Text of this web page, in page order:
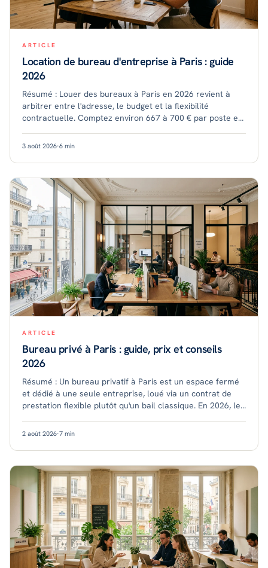
ARTICLE
Location de bureau d'entreprise à Paris : guide
2026
Résumé : Louer des bureaux à Paris en 2026 revient à
arbitrer entre l'adresse, le budget et la flexibilité
contractuelle. Comptez environ 667 à 700 € par poste et
3 août 2026·6 min
ARTICLE
Bureau privé à Paris : guide, prix et conseils
2026
Résumé : Un bureau privatif à Paris est un espace fermé
et dédié à une seule entreprise, loué via un contrat de
prestation flexible plutôt qu'un bail classique. En 2026, le
2 août 2026·7 min